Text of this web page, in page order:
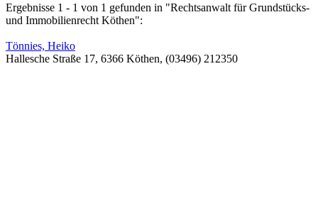
Ergebnisse 1 - 1 von 1 gefunden in "Rechtsanwalt für Grundstücks-
und Immobilienrecht Köthen":
Tönnies, Heiko
Hallesche Straße 17, 6366 Köthen, (03496) 212350